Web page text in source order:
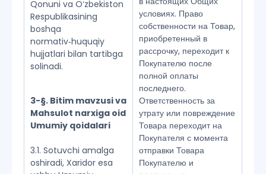
Qonuni va Oʻzbekiston
Respublikasining
boshqa
normativ‑huquqiy
hujjatlari bilan tartibga
solinadi.
3-§. Bitim mavzusi va
Mahsulot narxiga oid
Umumiy qoidalari
3.1. Sotuvchi amalga
oshiradi, Xaridor esa
условиях. Право
собственности на Товар,
приобретенный в
рассрочку, переходит к
Покупателю после
полной оплаты
последнего.
Ответственность за
утрату или повреждение
Товара переходит на
Покупателя с момента
отправки Товара
Покупателю и